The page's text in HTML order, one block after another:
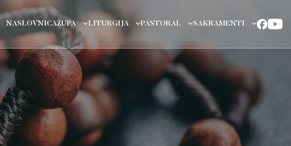
NASLOVNICAŽUPA LITURGIJA PASTORAL SAKRAMENTI